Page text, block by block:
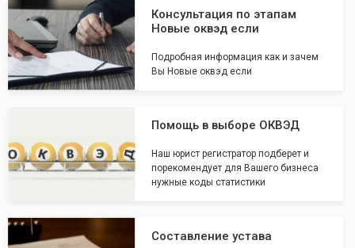
Консультация по этапам
Новые оквэд если
Подробная информация как и зачем
Вы Новые оквэд если
Помощь в выборе ОКВЭД
Наш юрист регистратор подберет и
порекомендует для Вашего бизнеса
нужные коды статистики
Составление устава